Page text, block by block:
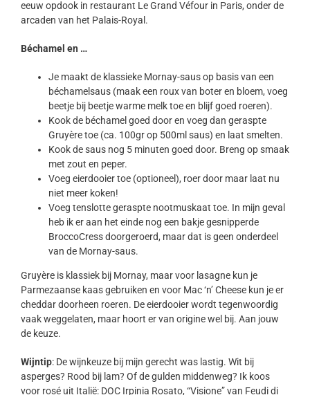
eeuw opdook in restaurant Le Grand Véfour in Paris, onder de
arcaden van het Palais-Royal.
Béchamel en …
Je maakt de klassieke Mornay-saus op basis van een
béchamelsaus (maak een roux van boter en bloem, voeg
beetje bij beetje warme melk toe en blijf goed roeren).
Kook de béchamel goed door en voeg dan geraspte
Gruyère toe (ca. 100gr op 500ml saus) en laat smelten.
Kook de saus nog 5 minuten goed door. Breng op smaak
met zout en peper.
Voeg eierdooier toe (optioneel), roer door maar laat nu
niet meer koken!
Voeg tenslotte geraspte nootmuskaat toe. In mijn geval
heb ik er aan het einde nog een bakje gesnipperde
BroccoCress doorgeroerd, maar dat is geen onderdeel
van de Mornay-saus.
Gruyère is klassiek bij Mornay, maar voor lasagne kun je
Parmezaanse kaas gebruiken en voor Mac ‘n’ Cheese kun je er
cheddar doorheen roeren. De eierdooier wordt tegenwoordig
vaak weggelaten, maar hoort er van origine wel bij. Aan jouw
de keuze.
Wijntip: De wijnkeuze bij mijn gerecht was lastig. Wit bij
asperges? Rood bij lam? Of de gulden middenweg? Ik koos
voor rosé uit Italië: DOC Irpinia Rosato, “Visione” van Feudi di